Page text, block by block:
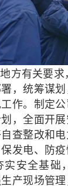
方有关要
，统筹谋
作。制定
，全面开
查整改和
发电、防
实安全基础
产现场管理